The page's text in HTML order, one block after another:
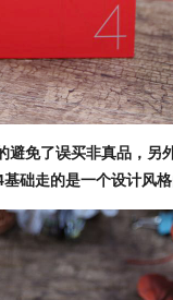
避免了误买非真品，另
础走的是一个设计风